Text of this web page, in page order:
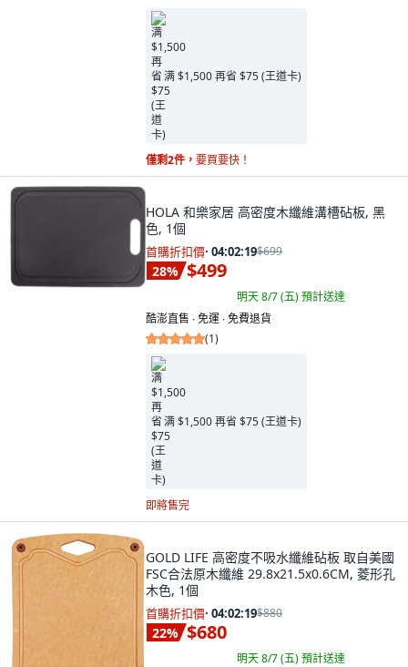
满 $1,500 再省 $75 (王道卡)
僅剩2件， 要買要快！
HOLA 和樂家居 高密度木纖維溝槽砧板, 黑
色, 1個
首購折扣價· 04:02:18$699
28% $499
明天 8/7 (五)預計送達
酷澎直售 ∙ 免運 ∙ 免費退貨
(1)
满 $1,500 再省 $75 (王道卡)
即將售完
GOLD LIFE 高密度不吸水纖維砧板 取自美國
FSC合法原木纖維 29.8x21.5x0.6CM, 菱形孔
木色, 1個
首購折扣價· 04:02:18$880
22% $680
明天 8/7 (五)預計送達